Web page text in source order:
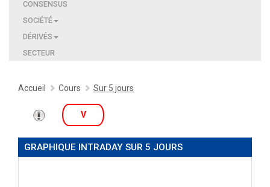
CONSENSUS
SOCIÉTÉ
DÉRIVÉS
SECTEUR
Accueil Cours Sur 5 jours
V
GRAPHIQUE INTRADAY SUR 5 JOURS